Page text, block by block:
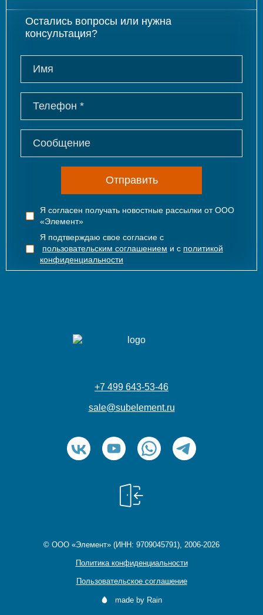
Остались вопросы или нужна
консультация?
Отправить
Я согласен получать новостные рассылки от ООО
«Элемент»
Я подтверждаю свое согласие с
пользовательским соглашением и с политикой
конфиденциальности
+7 499 643-53-46
sale@subelement.ru
© ООО «Элемент» (ИНН: 9709045791), 2006-2026
Политика конфиденциальности
Пользовательское соглашение
made by Rain